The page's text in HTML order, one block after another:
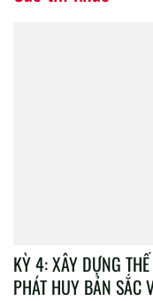
KỲ 4: XÂY DỰNG
PHÁT HUY BẢN SẮC